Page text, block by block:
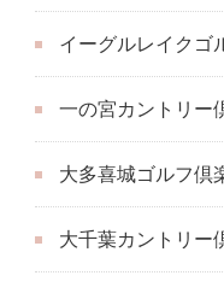
イーグルレイクゴ
一の宮カントリー
大多喜城ゴルフ倶
大千葉カントリー